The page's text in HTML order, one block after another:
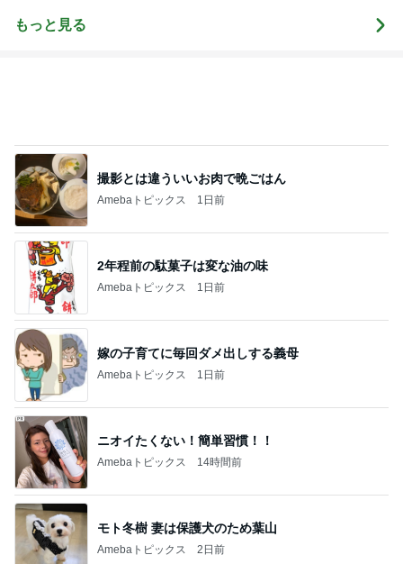
もっと見る
2年程前の駄菓子は変な油の味
Amebaトピックス 1日前
嫁の子育てに毎回ダメ出しする義母
Amebaトピックス 1日前
ニオイたくない！簡単習慣！！
Amebaトピックス 14時間前
モト冬樹 妻は保護犬のため葉山
Amebaトピックス 2日前